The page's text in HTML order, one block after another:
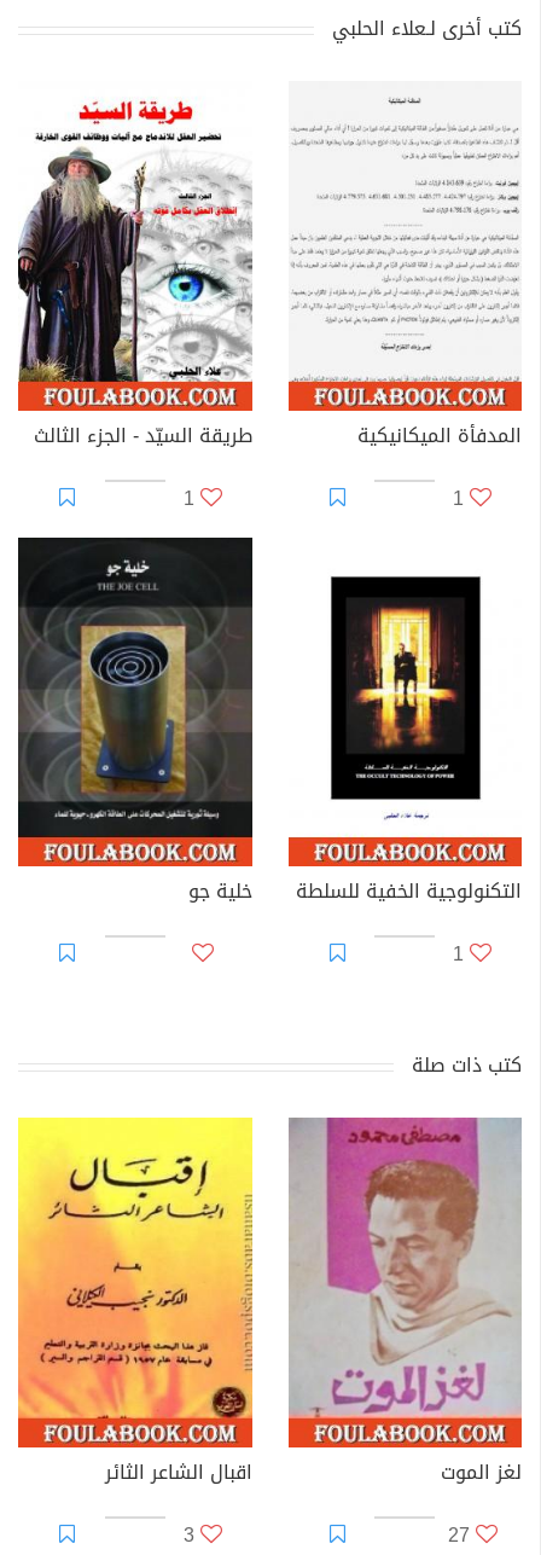
كتب أخرى لـعلاء الحلبي
المدفأة الميكانيكية
1
طريقة السيّد - الجزء الثالث
1
التكنولوجية الخفية للسلطة
1
خلية جو
كتب ذات صلة
لغز الموت
27
اقبال الشاعر الثائر
3